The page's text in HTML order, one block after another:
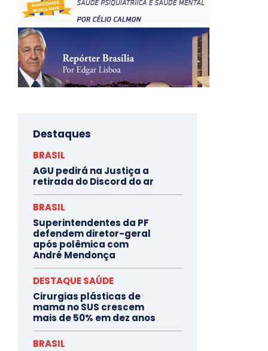
Destaques
BRASIL
AGU pedirá na Justiça a
retirada do Discord do ar
BRASIL
Superintendentes da PF
defendem diretor-geral
após polêmica com
André Mendonça
DESTAQUE SAÚDE
Cirurgias plásticas de
mama no SUS crescem
mais de 50% em dez anos
BRASIL